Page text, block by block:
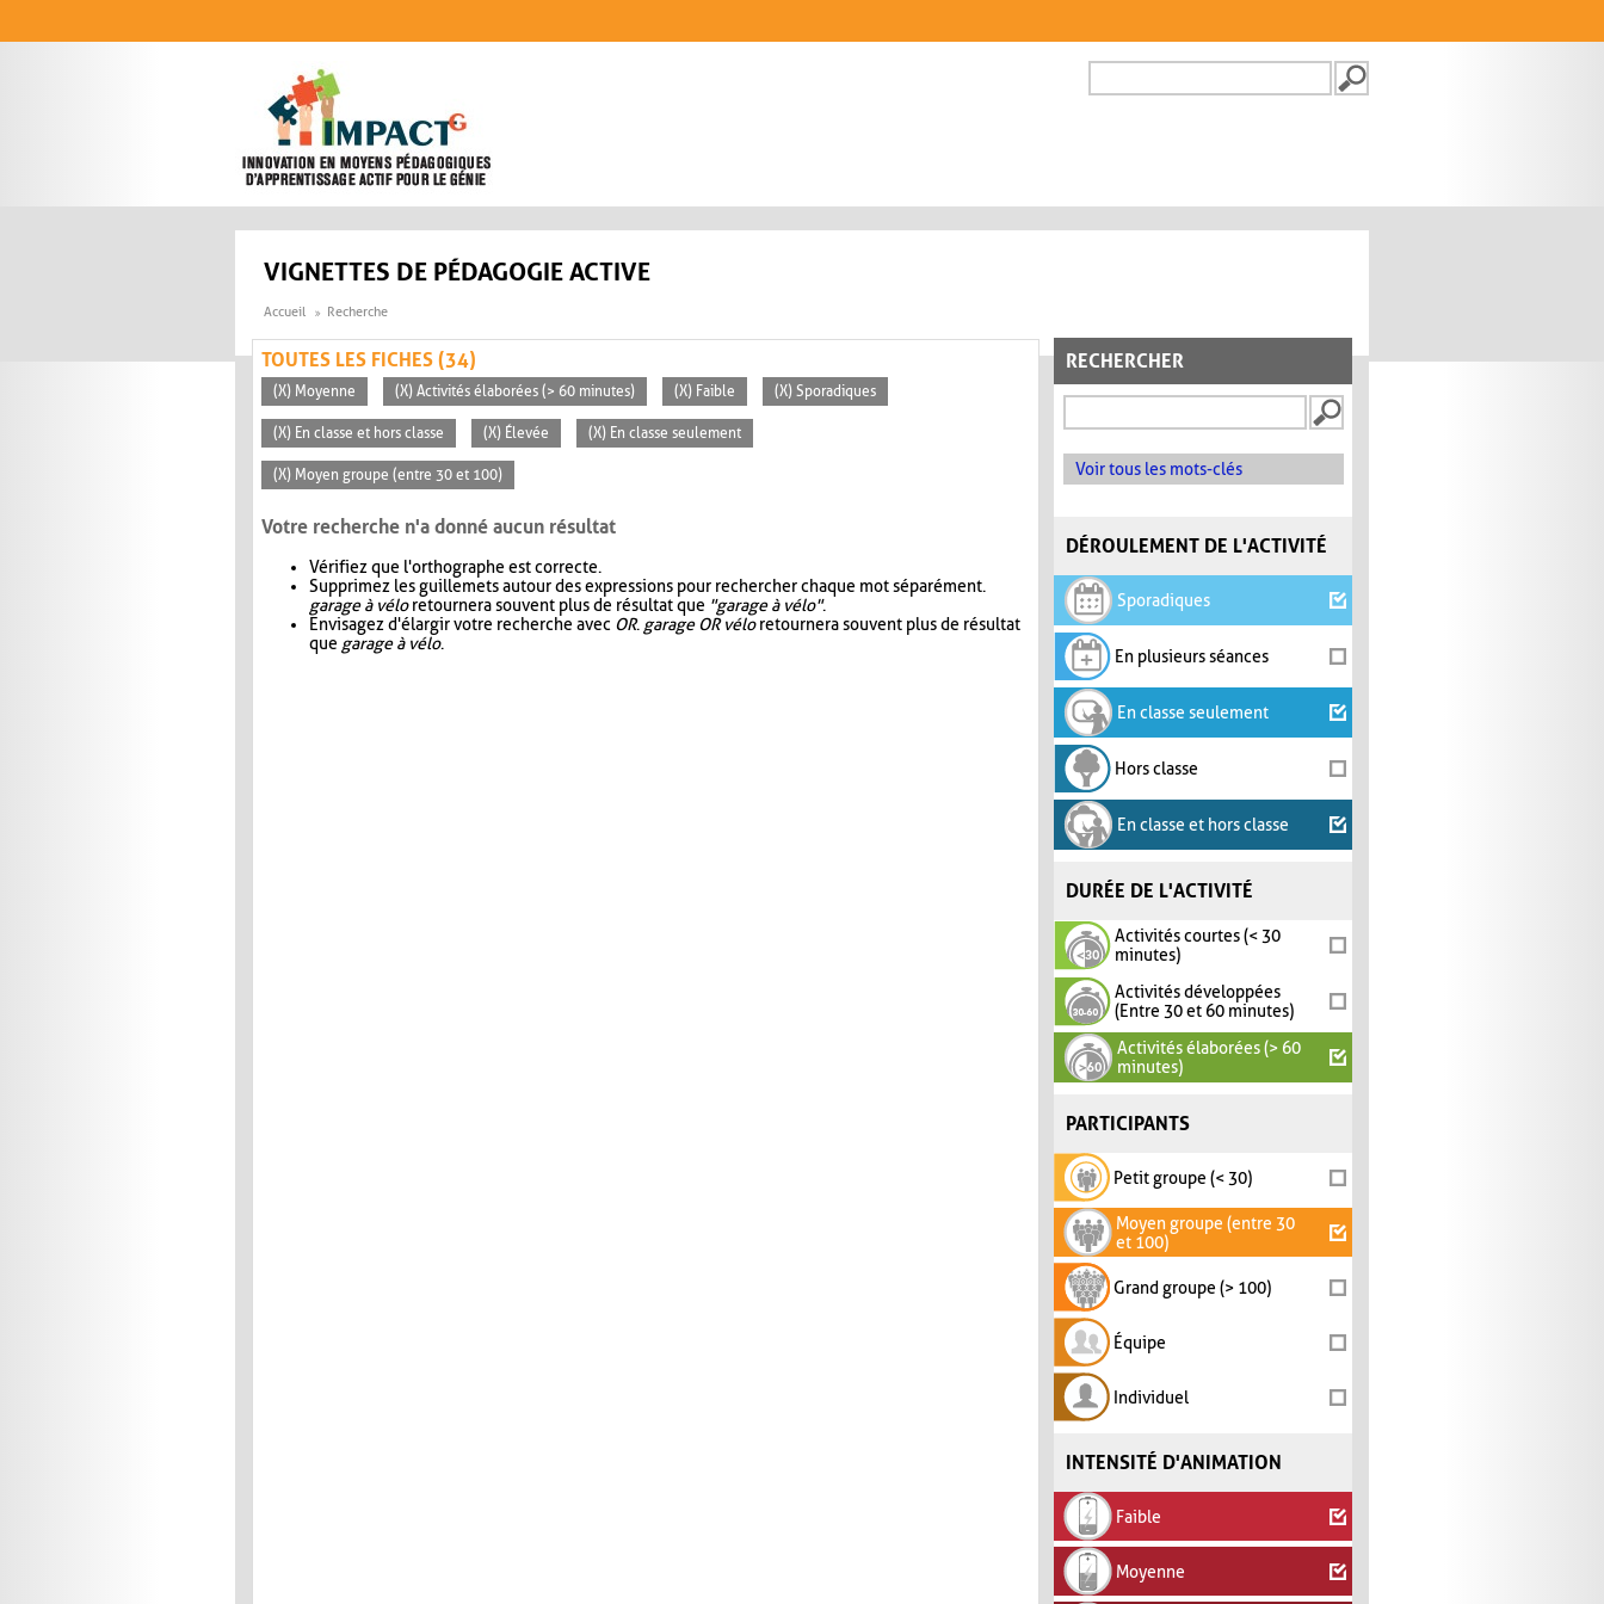
FORMULAIRE DE
VIGNETTES DE PÉDAGOGIE ACTIVE
Accueil Recherche
RECHERCHER
Voir tous les mots-clés
DÉROULEMENT DE L'ACTIVITÉ
Sporadiques
En plusieurs séances
En classe seulement
Hors classe
En classe et hors classe
DURÉE DE L'ACTIVITÉ
Activités courtes (< 30
minutes)
Activités développées
(Entre 30 et 60 minutes)
Activités élaborées (> 60
minutes)
PARTICIPANTS
Petit groupe (< 30)
Moyen groupe (entre 30
et 100)
Grand groupe (> 100)
Équipe
Individuel
INTENSITÉ D'ANIMATION
Faible
Moyenne
TOUTES LES FICHES (34)
(X) Moyenne (X) Activités élaborées (> 60 minutes) (X) Faible (X) Sporadiques
(X) En classe et hors classe (X) Élevée (X) En classe seulement
(X) Moyen groupe (entre 30 et 100)
Votre recherche n'a donné aucun résultat
Vérifiez que l'orthographe est correcte.
Supprimez les guillemets autour des expressions pour rechercher chaque mot séparément.
garage à véloretournera souvent plus de résultat que "garage à vélo".
Envisagez d'élargir votre recherche avec OR. garage OR véloretournera souvent plus de résultat
que garage à vélo.